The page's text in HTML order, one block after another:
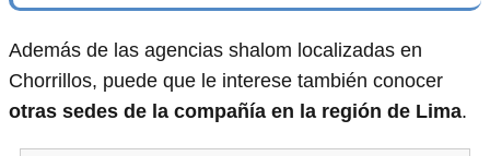
Además de las agencias shalom localizadas en
Chorrillos, puede que le interese también conocer
otras sedes de la compañía en la región de Lima.